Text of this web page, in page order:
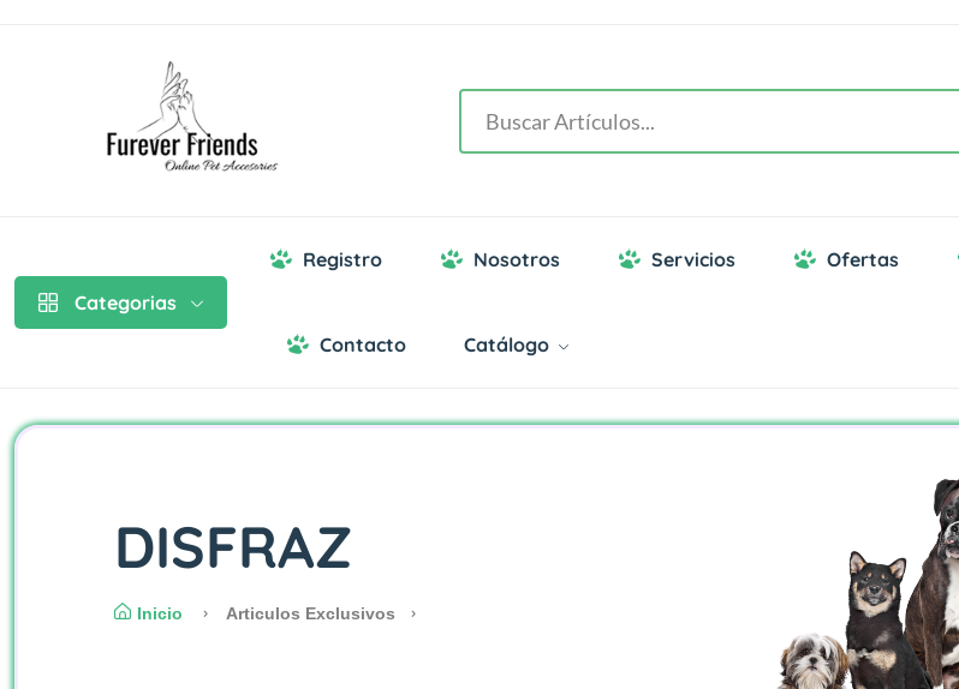
Categorias
Registro Nosotros Servicios Ofertas
Contacto Catálogo
DISFRAZ
Inicio Articulos Exclusivos